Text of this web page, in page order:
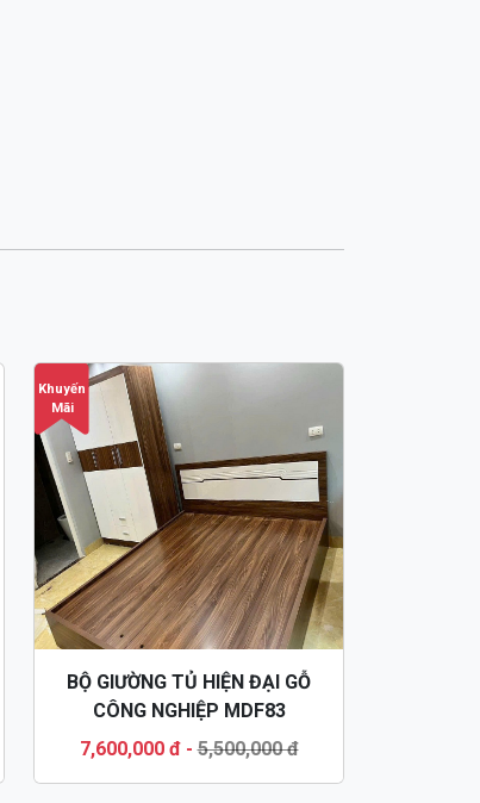
Khuyến
Mãi
BỘ GIƯỜNG TỦ HIỆN ĐẠI GỖ
CÔNG NGHIỆP MDF83
7,600,000 đ-5,500,000 đ